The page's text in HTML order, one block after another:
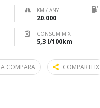
KM / ANY
20.000
CONSUM MIXT
5,3 l/100km
A COMPARA COMPARTEIX